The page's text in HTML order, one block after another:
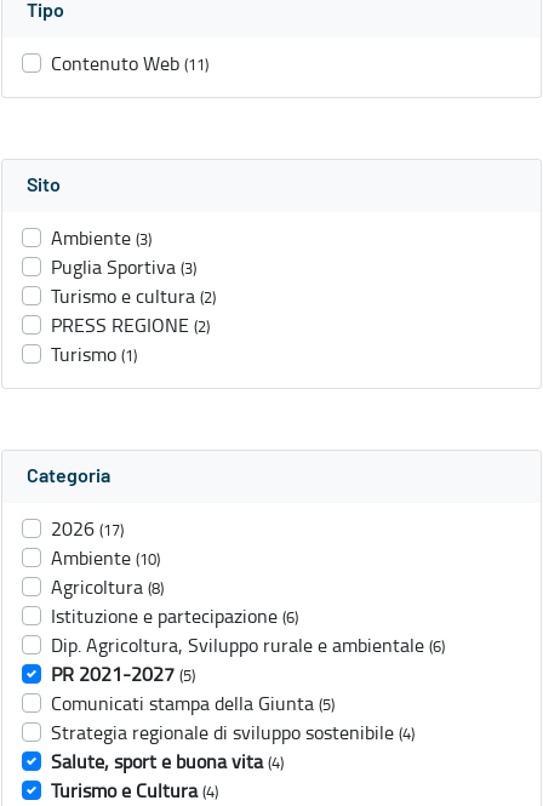
Tipo
Contenuto Web (11)
Sito
Ambiente (3)
Puglia Sportiva (3)
Turismo e cultura (2)
PRESS REGIONE (2)
Turismo (1)
Categoria
2026 (17)
Ambiente (10)
Agricoltura (8)
Istituzione e partecipazione (6)
Dip. Agricoltura, Sviluppo rurale e ambientale (6)
PR 2021-2027 (5)
Comunicati stampa della Giunta (5)
Strategia regionale di sviluppo sostenibile (4)
Salute, sport e buona vita (4)
Turismo e Cultura (4)